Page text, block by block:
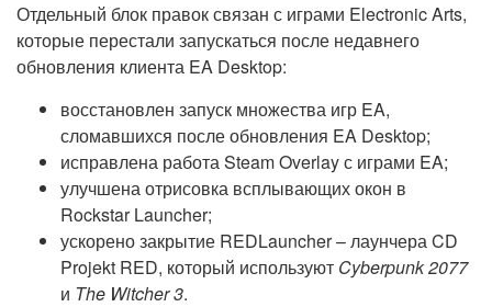
Отдельный блок правок связан с играми Electronic Arts,
которые перестали запускаться после недавнего
обновления клиента EA Desktop:
восстановлен запуск множества игр EA,
сломавшихся после обновления EA Desktop;
исправлена работа Steam Overlay с играми EA;
улучшена отрисовка всплывающих окон в
Rockstar Launcher;
ускорено закрытие REDLauncher – лаунчера CD
Projekt RED, который используют Cyberpunk 2077
и The Witcher 3.